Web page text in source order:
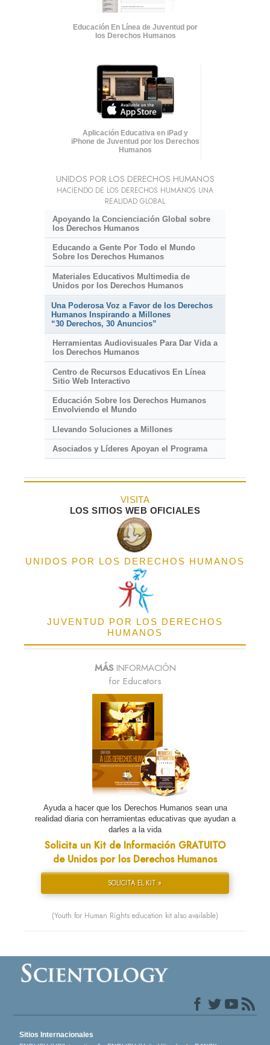
Educación En Línea de Juventud por
los Derechos Humanos
Aplicación Educativa en iPad y
iPhone de Juventud por los Derechos
Humanos
UNIDOS POR LOS DERECHOS HUMANOS
HACIENDO DE LOS DERECHOS HUMANOS UNA
REALIDAD GLOBAL
Apoyando la Concienciación Global sobre
los Derechos Humanos
Educando a Gente Por Todo el Mundo
Sobre los Derechos Humanos
Materiales Educativos Multimedia de
Unidos por los Derechos Humanos
Una Poderosa Voz a Favor de los Derechos
Humanos Inspirando a Millones
“30 Derechos, 30 Anuncios”
Herramientas Audiovisuales Para Dar Vida a
los Derechos Humanos
Centro de Recursos Educativos En Línea
Sitio Web Interactivo
Educación Sobre los Derechos Humanos
Envolviendo el Mundo
Llevando Soluciones a Millones
Asociados y Líderes Apoyan el Programa
VISITA
LOS SITIOS WEB OFICIALES
UNIDOS POR LOS DERECHOS HUMANOS
JUVENTUD POR LOS DERECHOS
HUMANOS
MÁSINFORMACIÓN
for Educators
Ayuda a hacer que los Derechos Humanos sean una
realidad diaria con herramientas educativas que ayudan a
darles a la vida
Solicita un Kit de Información GRATUITO
de Unidos por los Derechos Humanos
SOLICITA EL KIT »
(Youth for Human Rights education kit also available)
Sitios Internacionales